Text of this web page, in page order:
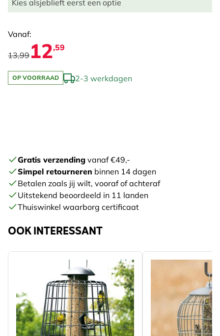
Kies alsjeblieft eerst een optie
Vanaf:
13,99 12,59
OP VOORRAAD 2-3 werkdagen
Gratis verzending vanaf €49,-
Simpel retourneren binnen 14 dagen
Betalen zoals jij wilt, vooraf of achteraf
Uitstekend beoordeeld in 11 landen
Thuiswinkel waarborg certificaat
OOK INTERESSANT